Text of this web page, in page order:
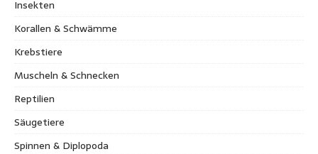
Insekten
Korallen & Schwämme
Krebstiere
Muscheln & Schnecken
Reptilien
Säugetiere
Spinnen & Diplopoda